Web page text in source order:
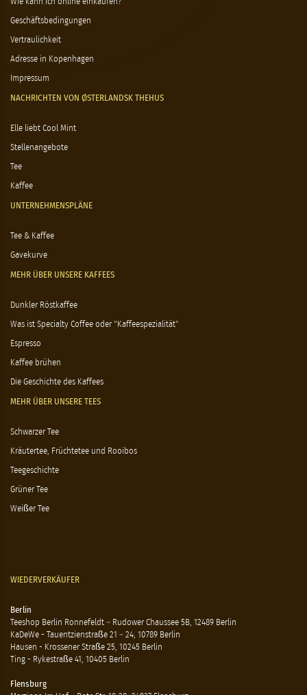
Geschäftsbedingungen
Vertraulichkeit
Adresse in Kopenhagen
Impressum
NACHRICHTEN VON ØSTERLANDSK THEHUS
Elle liebt Cool Mint
Stellenangebote
Tee
Kaffee
UNTERNEHMENSPLÄNE
Tee & Kaffee
Gavekurve
MEHR ÜBER UNSERE KAFFEES
Dunkler Röstkaffee
Was ist Specialty Coffee oder "Kaffeespezialität"
Espresso
Kaffee brühen
Die Geschichte des Kaffees
MEHR ÜBER UNSERE TEES
Schwarzer Tee
Kräutertee, Früchtetee und Rooibos
Teegeschichte
Grüner Tee
Weißer Tee
WIEDERVERKÄUFER
Berlin
Teeshop Berlin Ronnefeldt – Rudower Chaussee 5B, 12489 Berlin
KaDeWe - Tauentzienstraße 21 – 24, 10789 Berlin
Hausen - Krossener Straße 25, 10245 Berlin
Ting - Rykestraße 41, 10405 Berlin
Flensburg